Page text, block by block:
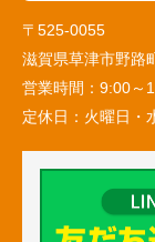
〒525-0055
滋賀県草津市野路
営業時間： 9:00～
定休日： 火曜日・